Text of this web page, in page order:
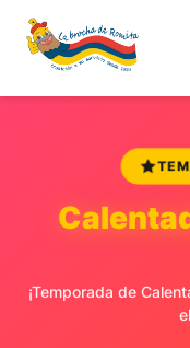
¡Temporada de